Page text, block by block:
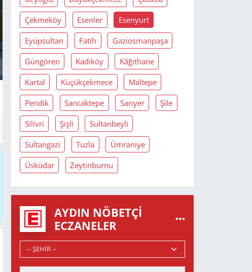
Çekmeköy Esenler Esenyurt
Eyüpsultan Fatih Gaziosmanpaşa
Güngören Kadıköy Kâğıthane
Kartal Küçükçekmece Maltepe
Pendik Sancaktepe Sarıyer Şile
Silivri Şişli Sultanbeyli
Sultangazi Tuzla Ümraniye
Üsküdar Zeytinburnu
AYDIN NÖBETÇI
ECZANELER